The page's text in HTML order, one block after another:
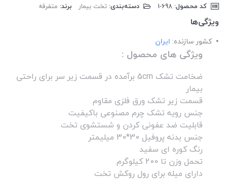
کد محصول: دسته‌بندی: تخت بیمار برند: متفرقه
ویژگی‌ها
کشور سازنده: ایران
ویژگی های محصول :
ضخامت تشک 5cm برآمده در قسمت زیر سر برای راحتی
بیمار
قسمت زیر تشک ورق فلزی مقاوم
جنس رویه تشک چرم مصنوعی باکیفیت
قابلیت ضد عفونی کردن و شستشوی تخت
جنس بدنه پروفیل 30*30 میلیمتر
رنگ کوره ای سفید
تحمل وزن تا 200 کیلوگرم
دارای میله برای رول روکش تخت